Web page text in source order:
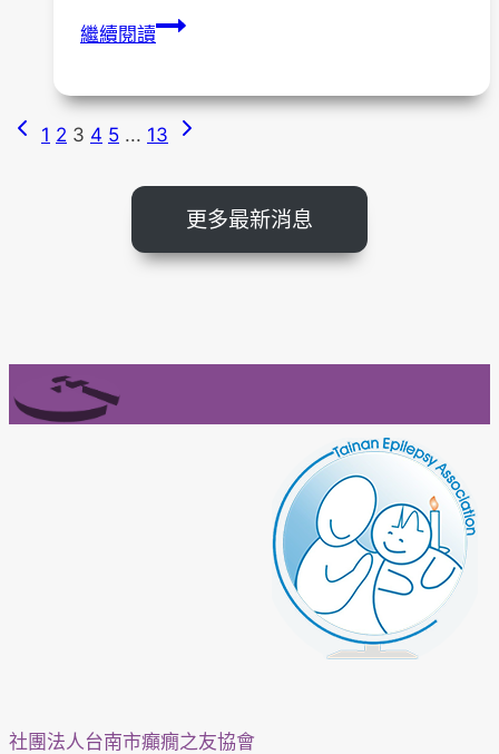
繼續閱讀2024
古
都
會
Page
navigation
Previous
1 2 3 4 5 ... 13
Next
更多最新消息
社團法人台南市癲癇之友協會